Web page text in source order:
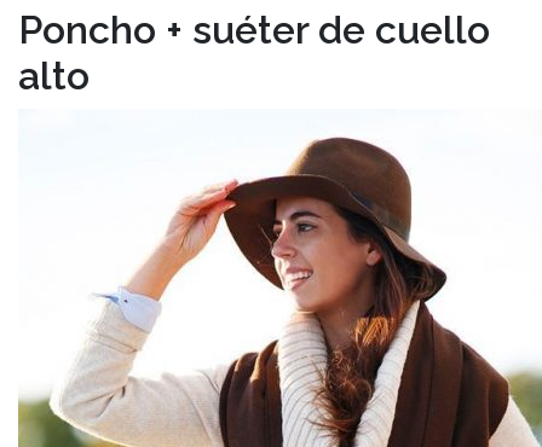
Poncho + suéter de cuello
alto